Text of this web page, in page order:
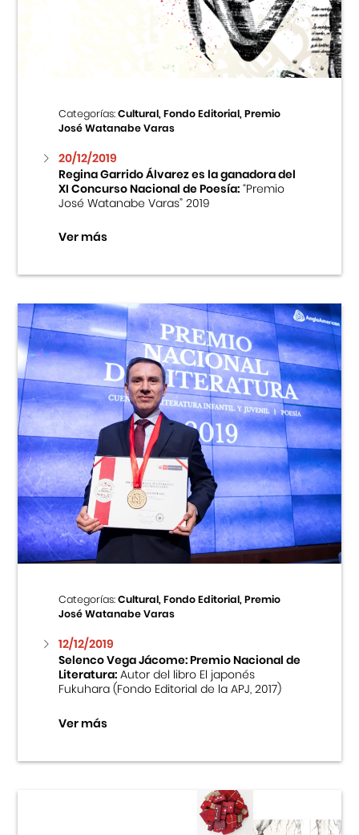
Centro Cultural Peruano Japonés
Museo de la Inmigración Japonesa
Teatro Peruano Japonés
Categorías:Cultural, Fondo Editorial, Premio
José Watanabe Varas
20/12/2019
Regina Garrido Álvarez es la ganadora del
XI Concurso Nacional de Poesía:“Premio
José Watanabe Varas” 2019
Ver más
Categorías:Cultural, Fondo Editorial, Premio
José Watanabe Varas
12/12/2019
Selenco Vega Jácome: Premio Nacional de
Literatura:Autor del libro El japonés
Fukuhara (Fondo Editorial de la APJ, 2017)
Ver más